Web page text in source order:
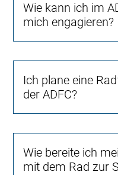
Wie kann ich im
mich engagieren?
Ich plane eine
der ADFC?
Wie bereite ich
mit dem Rad zur